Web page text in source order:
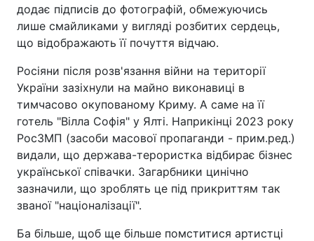
додає підписів до фотографій, обмежуючись
лише смайликами у вигляді розбитих сердець,
що відображають її почуття відчаю.
Росіяни після розв'язання війни на території
України зазіхнули на майно виконавиці в
тимчасово окупованому Криму. А саме на її
готель "Вілла Софія" у Ялті. Наприкінці 2023 року
РосЗМП (засоби масової пропаганди - прим.ред.)
видали, що держава-терористка відбирає бізнес
української співачки. Загарбники цинічно
зазначили, що зроблять це під прикриттям так
званої "націоналізації".
Ба більше, щоб ще більше помститися артистці